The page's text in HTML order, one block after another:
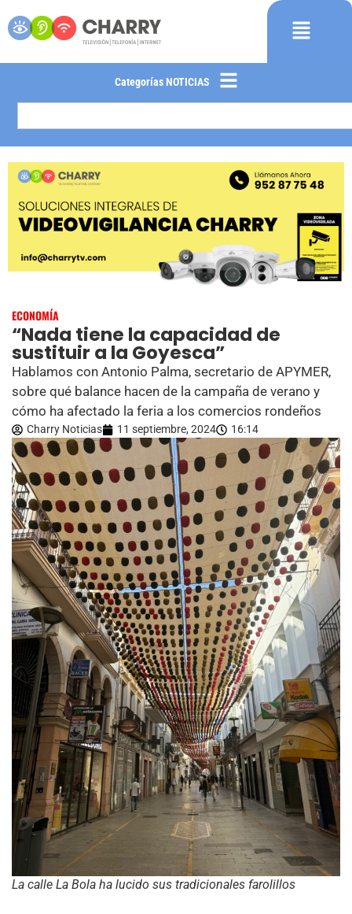
Categorías NOTICIAS
ECONOMÍA
“Nada tiene la capacidad de
sustituir a la Goyesca”
Hablamos con Antonio Palma, secretario de APYMER,
sobre qué balance hacen de la campaña de verano y
cómo ha afectado la feria a los comercios rondeños
Charry Noticias 11 septiembre, 2024 16:14
La calle La Bola ha lucido sus tradicionales farolillos